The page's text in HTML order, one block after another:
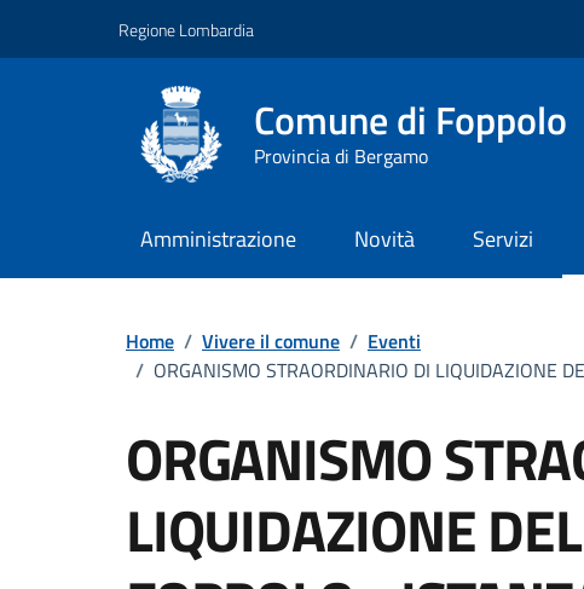
Regione Lombardia
Comune di Foppolo
Provincia di Bergamo
Amministrazione Novità Servizi
Home / Vivere il comune / Eventi
/ ORGANISMO STRAORDINARIO DI LIQUIDAZIONE
ORGANISMO
LIQUIDAZIONE